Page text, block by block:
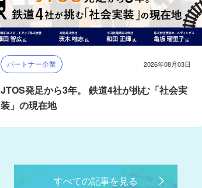
パートナー企業 2026年08月03日
JTOS発足から3年。 鉄道4社が挑む「社会実
装」の現在地
すべての記事を見る